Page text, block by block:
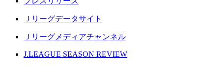
Ｊリーグデータサイト
Ｊリーグメディアチャンネル
J.LEAGUE SEASON REVIEW